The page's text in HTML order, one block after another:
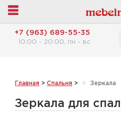
+7 (963) 689-55-35
10:00 - 20:00, пн - вс
Главная > Спальня > Зеркала
Зеркала для